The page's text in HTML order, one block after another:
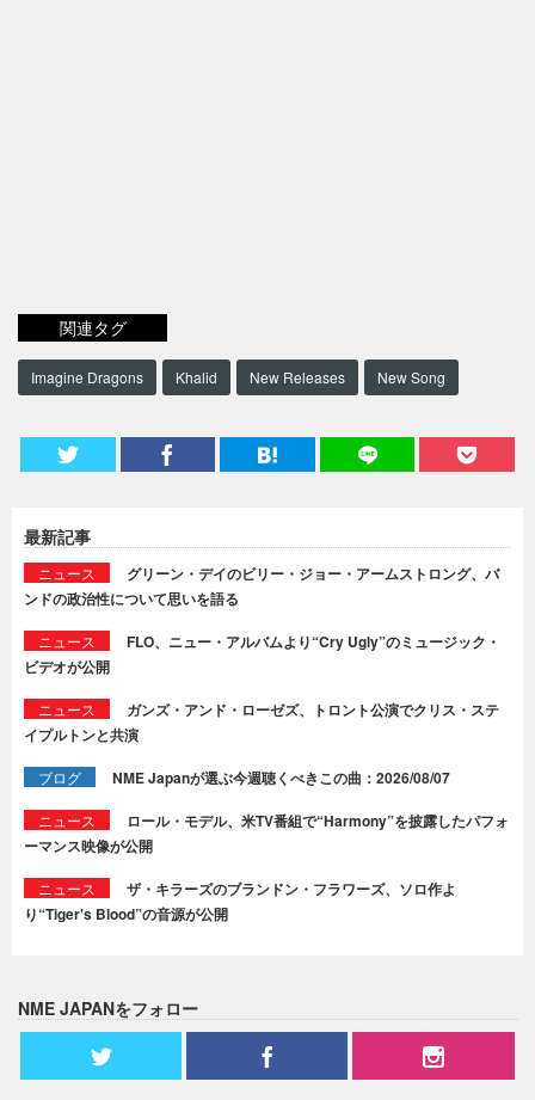
関連タグ
Imagine Dragons Khalid New Releases New Song
最新記事
ニュース
グリーン・デイのビリー・ジョー・アームストロング、バ
ンドの政治性について思いを語る
ニュース
FLO、ニュー・アルバムより“Cry Ugly”のミュージック・
ビデオが公開
ニュース
ガンズ・アンド・ローゼズ、トロント公演でクリス・ステ
イプルトンと共演
ブログ NME Japanが選ぶ今週聴くべきこの曲：2026/08/07
ニュース
ロール・モデル、米TV番組で“Harmony”を披露したパフォ
ーマンス映像が公開
ニュース
ザ・キラーズのブランドン・フラワーズ、ソロ作よ
り“Tiger's Blood”の音源が公開
NME JAPANをフォロー